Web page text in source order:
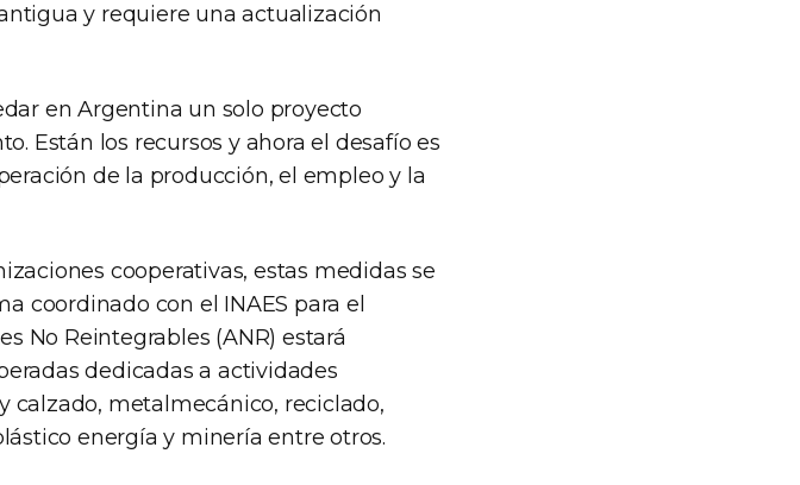
y requiere una actualización
en Argentina un solo proyecto
Están los recursos y ahora el desafío es
de la producción, el empleo y la
cooperativas, estas medidas se
coordinado con el INAES para el
No Reintegrables (ANR) estará
dedicadas a actividades
calzado, metalmecánico, reciclado,
energía y minería entre otros.